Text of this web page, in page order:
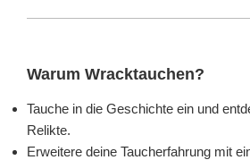
Warum Wracktauchen?
Tauche in die Geschichte ein und
Relikte.
Erweitere deine Taucherfahrung mit